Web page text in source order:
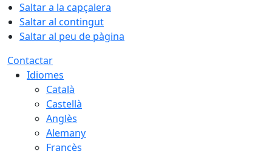
Saltar a la capçalera
Saltar al contingut
Saltar al peu de pàgina
Contactar
Idiomes
Català
Castellà
Anglès
Alemany
Francès